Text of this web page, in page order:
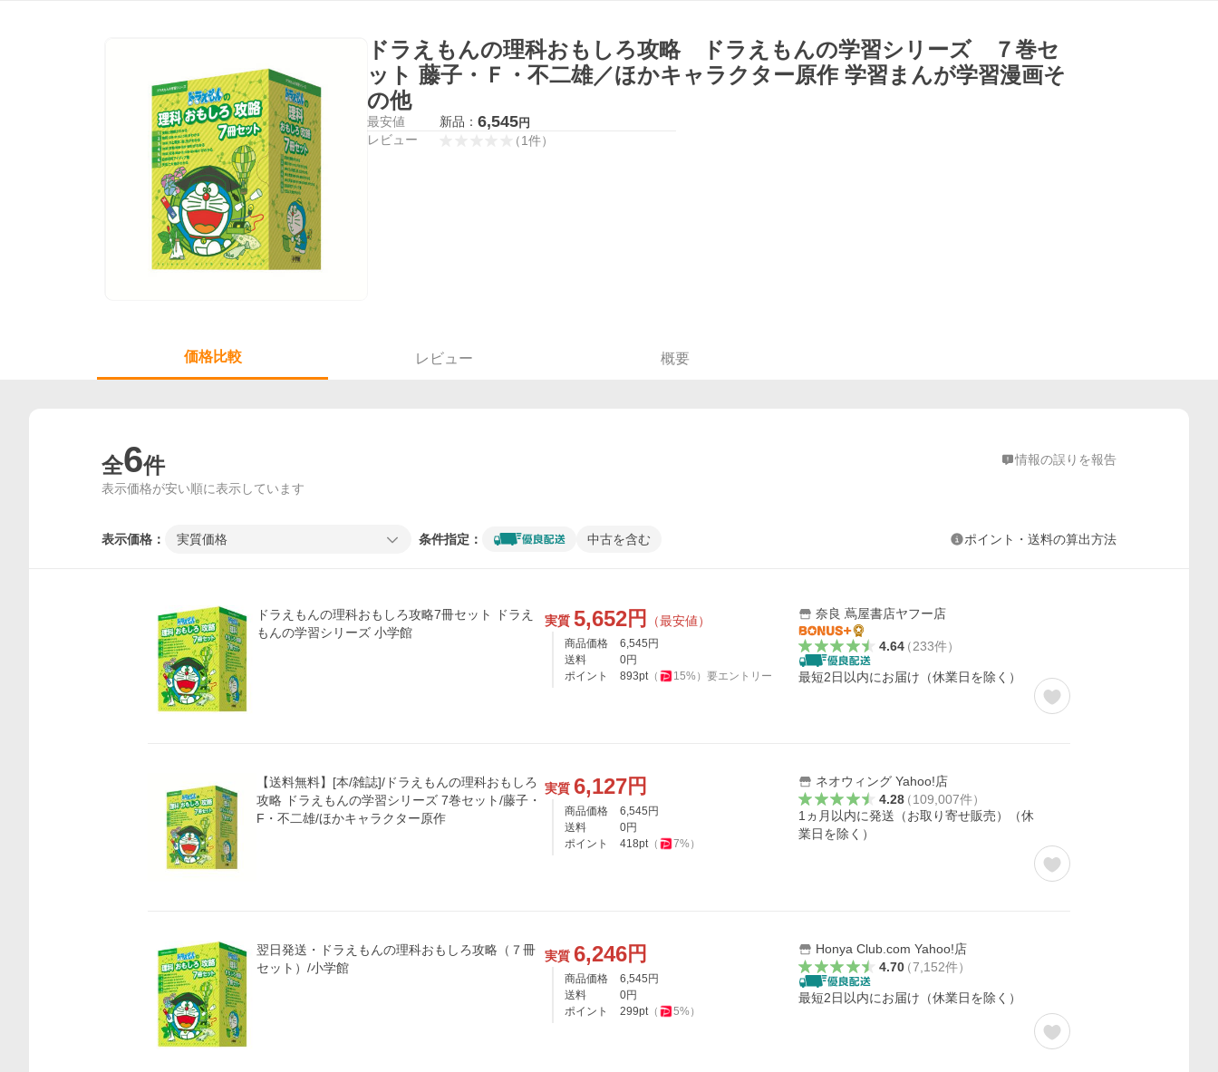
ドラえもんの理科おもしろ攻略 ドラえもんの学習シリーズ ７巻セ
ット 藤子・Ｆ・不二雄／ほかキャラクター原作 学習まんが学習漫画そ
の他
最安値 新品： 6,545円
レビュー （1件）
価格比較 レビュー 概要
全6件 情報の誤りを報告
表示価格が安い順に表示しています
表示価格： 実質価格 条件指定： 中古を含む ポイント・送料の算出方法
ドラえもんの理科おもしろ攻略7冊セット ドラえ
もんの学習シリーズ 小学館
実質 5,652円 （最安値）
商品価格 6,545 円
送料
0円
ポイント
893pt（ 15%） 要エントリー
奈良 蔦屋書店ヤフー店
4.64（233件）
最短2日以内にお届け（休業日を除く）
【送料無料】[本/雑誌]/ドラえもんの理科おもしろ
攻略 ドラえもんの学習シリーズ 7巻セット/藤子・
F・不二雄/ほかキャラクター原作
実質 6,127円
商品価格 6,545 円
送料
0円
ポイント
418pt（ 7%）
ネオウィング Yahoo!店
4.28（109,007件）
1ヵ月以内に発送（お取り寄せ販売）（休
業日を除く）
翌日発送・ドラえもんの理科おもしろ攻略（７冊
セット）/小学館
実質 6,246円
商品価格 6,545 円
送料
0円
ポイント
299pt（ 5%）
Honya Club.com Yahoo!店
4.70（7,152件）
最短2日以内にお届け（休業日を除く）